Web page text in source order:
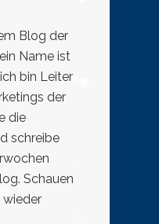
Blog der
Name ist
bin Leiter
der
die
schreibe
Schauen
wieder